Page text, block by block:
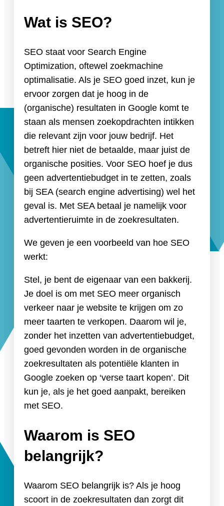
Wat is SEO?
SEO staat voor Search Engine
Optimization, oftewel zoekmachine
optimalisatie. Als je SEO goed inzet, kun je
ervoor zorgen dat je hoog in de
(organische) resultaten in Google komt te
staan als mensen zoekopdrachten intikken
die relevant zijn voor jouw bedrijf. Het
betreft hier niet de betaalde, maar juist de
organische posities. Voor SEO hoef je dus
geen advertentiebudget in te zetten, zoals
bij SEA (search engine advertising) wel het
geval is. Met SEA betaal je namelijk voor
advertentieruimte in de zoekresultaten.
We geven je een voorbeeld van hoe SEO
werkt:
Stel, je bent de eigenaar van een bakkerij.
Je doel is om met SEO meer organisch
verkeer naar je website te krijgen om zo
meer taarten te verkopen. Daarom wil je,
zonder het inzetten van advertentiebudget,
goed gevonden worden in de organische
zoekresultaten als potentiële klanten in
Google zoeken op ‘verse taart kopen’. Dit
kun je, als je het goed aanpakt, bereiken
met SEO.
Waarom is SEO
belangrijk?
Waarom SEO belangrijk is? Als je hoog
scoort in de zoekresultaten dan zorgt dit